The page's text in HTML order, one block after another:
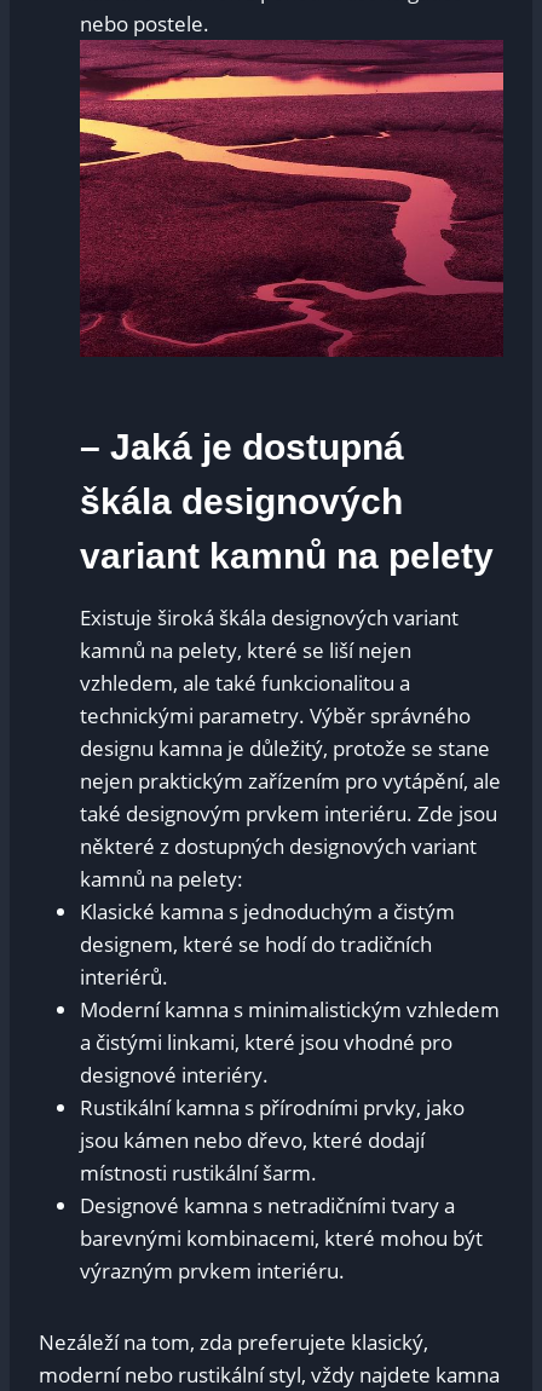
nebo postele.
– Jaká je dostupná
škála designových
variant kamnů na pelety
Existuje široká škála designových variant
kamnů na pelety, které se liší nejen
vzhledem, ale také funkcionalitou a
technickými parametry. Výběr správného
designu kamna je důležitý, protože se stane
nejen praktickým zařízením pro vytápění, ale
také designovým prvkem interiéru. Zde jsou
některé z dostupných designových variant
kamnů na pelety:
Klasické kamna s jednoduchým a čistým
designem, které se hodí do tradičních
interiérů.
Moderní kamna s minimalistickým vzhledem
a čistými linkami, které jsou vhodné pro
designové interiéry.
Rustikální kamna s přírodními prvky, jako
jsou kámen nebo dřevo, které dodají
místnosti rustikální šarm.
Designové kamna s netradičními tvary a
barevnými kombinacemi, které mohou být
výrazným prvkem interiéru.
Nezáleží na tom, zda preferujete klasický,
moderní nebo rustikální styl, vždy najdete kamna